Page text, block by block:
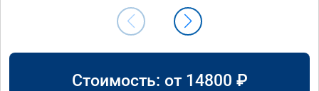
Стоимость: от 14800 ₽